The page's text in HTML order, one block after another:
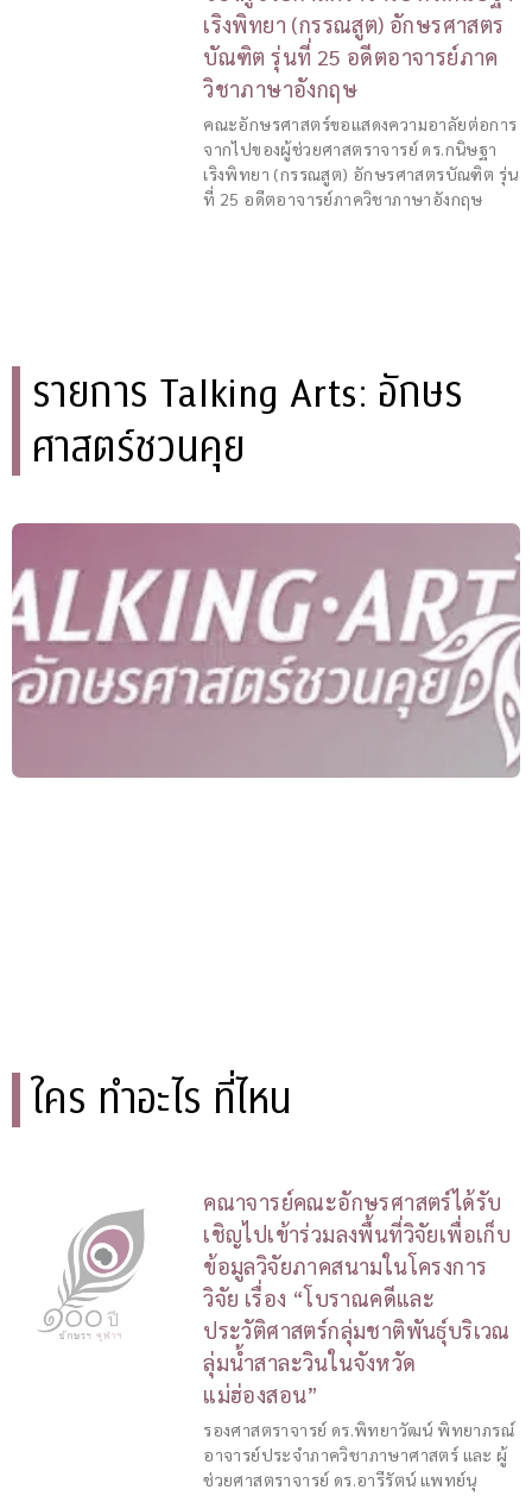
เริงพิทยา (กรรณสูต) อักษรศาสตร
บัณฑิต รุ่นที่ 25 อดีตอาจารย์ภาค
วิชาภาษาอังกฤษ
คณะอักษรศาสตร์ขอแสดงความอาลัยต่อการ
จากไปของผู้ช่วยศาสตราจารย์ ดร.กนิษฐา
เริงพิทยา (กรรณสูต) อักษรศาสตรบัณฑิต รุ่น
ที่ 25 อดีตอาจารย์ภาควิชาภาษาอังกฤษ
รายการ Talking Arts: อักษร
ศาสตร์ชวนคุย
ใคร ทำอะไร ที่ไหน
คณาจารย์คณะอักษรศาสตร์ได้รับ
เชิญไปเข้าร่วมลงพื้นที่วิจัยเพื่อเก็บ
ข้อมูลวิจัยภาคสนามในโครงการ
วิจัย เรื่อง “โบราณคดีและ
ประวัติศาสตร์กลุ่มชาติพันธุ์บริเวณ
ลุ่มน้ำสาละวินในจังหวัด
แม่ฮ่องสอน”
รองศาสตราจารย์ ดร.พิทยาวัฒน์ พิทยาภรณ์
อาจารย์ประจำภาควิชาภาษาศาสตร์ และ ผู้
ช่วยศาสตราจารย์ ดร.อารีรัตน์ แพทย์นุ